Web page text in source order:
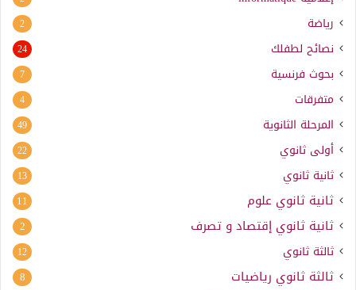
رياضة 2
نصائح لطفلك 24
بحوث فرنسية 7
متفرقات 4
المرحلة الثانوية 49
أولى ثانوي 22
ثانية ثانوي 13
ثانية ثانوي علوم 11
ثانية ثانوي إقتصاد و تصرف 2
ثالثة ثانوي 12
ثالثة ثانوي رياضيات 8